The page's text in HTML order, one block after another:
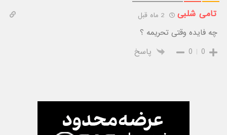
تامی شلبی
چه فایده وقتی تحریمه ؟
0
0 پاسخ